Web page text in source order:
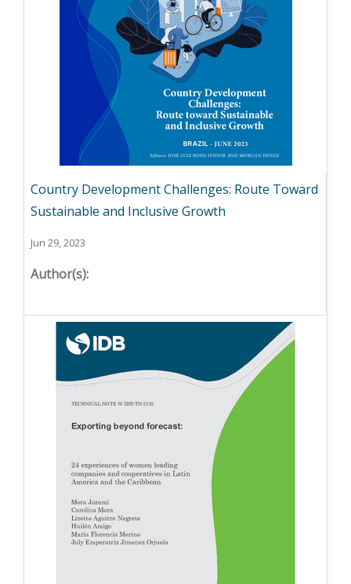
Country Development Challenges: Route Toward
Sustainable and Inclusive Growth
Jun 29, 2023
Author(s):